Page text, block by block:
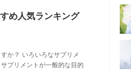
め人気ランキング
か？ いろいろなサプリメ
プリメントが一般的な目的